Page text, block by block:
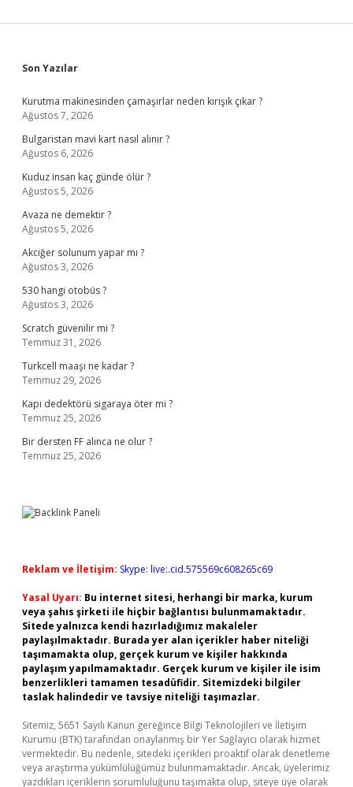
Sidebar
Son Yazılar
Kurutma makinesinden çamaşırlar neden kırışık çıkar ?
Ağustos 7, 2026
Bulgaristan mavi kart nasıl alınır ?
Ağustos 6, 2026
Kuduz insan kaç günde ölür ?
Ağustos 5, 2026
Avaza ne demektir ?
Ağustos 5, 2026
Akciğer solunum yapar mı ?
Ağustos 3, 2026
530 hangi otobüs ?
Ağustos 3, 2026
Scratch güvenilir mi ?
Temmuz 31, 2026
Turkcell maaşı ne kadar ?
Temmuz 29, 2026
Kapı dedektörü sigaraya öter mi ?
Temmuz 25, 2026
Bir dersten FF alınca ne olur ?
Temmuz 25, 2026
Reklam ve İletişim: Skype: live:.cid.575569c608265c69
Yasal Uyarı: Bu internet sitesi, herhangi bir marka, kurum
veya şahıs şirketi ile hiçbir bağlantısı bulunmamaktadır.
Sitede yalnızca kendi hazırladığımız makaleler
paylaşılmaktadır. Burada yer alan içerikler haber niteliği
taşımamakta olup, gerçek kurum ve kişiler hakkında
paylaşım yapılmamaktadır. Gerçek kurum ve kişiler ile isim
benzerlikleri tamamen tesadüfidir. Sitemizdeki bilgiler
taslak halindedir ve tavsiye niteliği taşımazlar.
Sitemiz, 5651 Sayılı Kanun gereğince Bilgi Teknolojileri ve İletişim
Kurumu (BTK) tarafından onaylanmış bir Yer Sağlayıcı olarak hizmet
vermektedir. Bu nedenle, sitedeki içerikleri proaktif olarak denetleme
veya araştırma yükümlülüğümüz bulunmamaktadır. Ancak, üyelerimiz
yazdıkları içeriklerin sorumluluğunu taşımakta olup, siteye üye olarak